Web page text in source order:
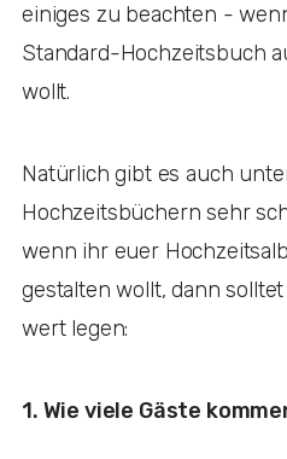
einiges zu beachten -
Standard-Hochzeitsbuch
wollt.
Natürlich gibt es auch
Hochzeitsbüchern sehr
wenn ihr euer
gestalten wollt, dann
wert legen:
1. Wie viele Gäste